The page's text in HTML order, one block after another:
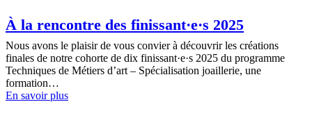
À la rencontre des finissant·e·s 2025
Nous avons le plaisir de vous convier à découvrir les créations
finales de notre cohorte de dix finissant·e·s 2025 du programme
Techniques de Métiers d’art – Spécialisation joaillerie, une
formation…
En savoir plus